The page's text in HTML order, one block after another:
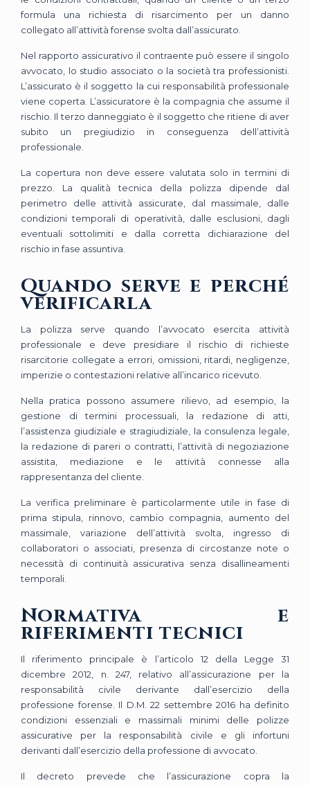
formula una richiesta di risarcimento per un danno
collegato all’attività forense svolta dall’assicurato.
Nel rapporto assicurativo il contraente può essere il singolo
avvocato, lo studio associato o la società tra professionisti.
L’assicurato è il soggetto la cui responsabilità professionale
viene coperta. L’assicuratore è la compagnia che assume il
rischio. Il terzo danneggiato è il soggetto che ritiene di aver
subito un pregiudizio in conseguenza dell’attività
professionale.
La copertura non deve essere valutata solo in termini di
prezzo. La qualità tecnica della polizza dipende dal
perimetro delle attività assicurate, dal massimale, dalle
condizioni temporali di operatività, dalle esclusioni, dagli
eventuali sottolimiti e dalla corretta dichiarazione del
rischio in fase assuntiva.
Quando serve e perché
verificarla
La polizza serve quando l’avvocato esercita attività
professionale e deve presidiare il rischio di richieste
risarcitorie collegate a errori, omissioni, ritardi, negligenze,
imperizie o contestazioni relative all’incarico ricevuto.
Nella pratica possono assumere rilievo, ad esempio, la
gestione di termini processuali, la redazione di atti,
l’assistenza giudiziale e stragiudiziale, la consulenza legale,
la redazione di pareri o contratti, l’attività di negoziazione
assistita, mediazione e le attività connesse alla
rappresentanza del cliente.
La verifica preliminare è particolarmente utile in fase di
prima stipula, rinnovo, cambio compagnia, aumento del
massimale, variazione dell’attività svolta, ingresso di
collaboratori o associati, presenza di circostanze note o
necessità di continuità assicurativa senza disallineamenti
temporali.
Normativa e
riferimenti tecnici
Il riferimento principale è l’articolo 12 della Legge 31
dicembre 2012, n. 247, relativo all’assicurazione per la
responsabilità civile derivante dall’esercizio della
professione forense. Il D.M. 22 settembre 2016 ha definito
condizioni essenziali e massimali minimi delle polizze
assicurative per la responsabilità civile e gli infortuni
derivanti dall’esercizio della professione di avvocato.
Il decreto prevede che l’assicurazione copra la